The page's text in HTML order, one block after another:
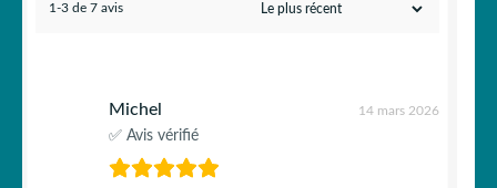
1-3 de 7 avis
Michel
✅ Avis vérifié
14 mars 2026